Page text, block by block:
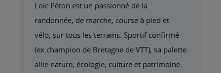
Loïc Péton est un passionné de la
randonnée, de marche, course à pied et
vélo, sur tous les terrains. Sportif confirmé
(ex champion de Bretagne de VTT), sa palette
allie nature, écologie, culture et patrimoine.